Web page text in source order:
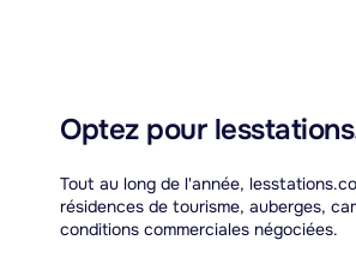
Optez pour
Tout au long de l'année,
résidences de tourisme, auberges,
conditions commerciales négociées.